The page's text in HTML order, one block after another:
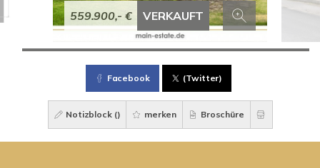
559.900,- € VERKAUFT
Facebook (Twitter)
Notizblock () merken Broschüre